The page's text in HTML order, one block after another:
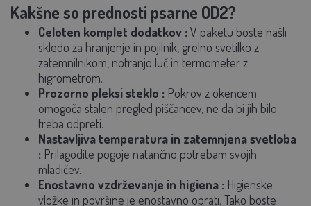
Kakšne so prednosti psarne OD2?
Celoten komplet dodatkov : V paketu boste našli
skledo za hranjenje in pojilnik, grelno svetilko z
zatemnilnikom, notranjo luč in termometer z
higrometrom.
Prozorno pleksi steklo : Pokrov z okencem
omogoča stalen pregled piščancev, ne da bi jih bilo
treba odpreti.
Nastavljiva temperatura in zatemnjena svetloba
: Prilagodite pogoje natančno potrebam svojih
mladičev.
Enostavno vzdrževanje in higiena : Higienske
vložke in površine je enostavno oprati. Tako boste